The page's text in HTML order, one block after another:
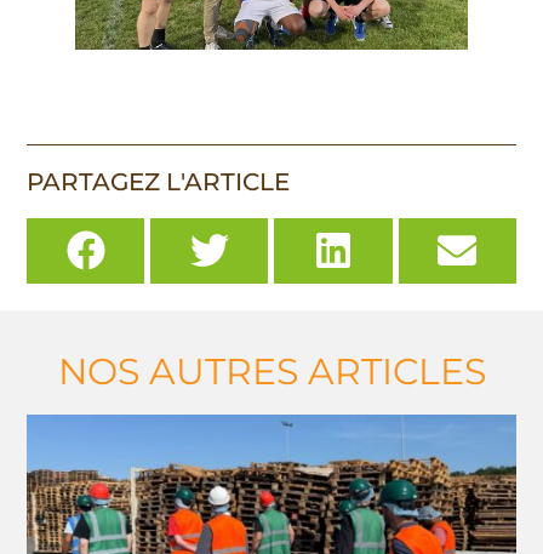
PARTAGEZ L'ARTICLE
NOS AUTRES ARTICLES